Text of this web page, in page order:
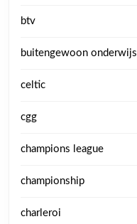
btv
buitengewoon onderwijs
celtic
cgg
champions league
championship
charleroi